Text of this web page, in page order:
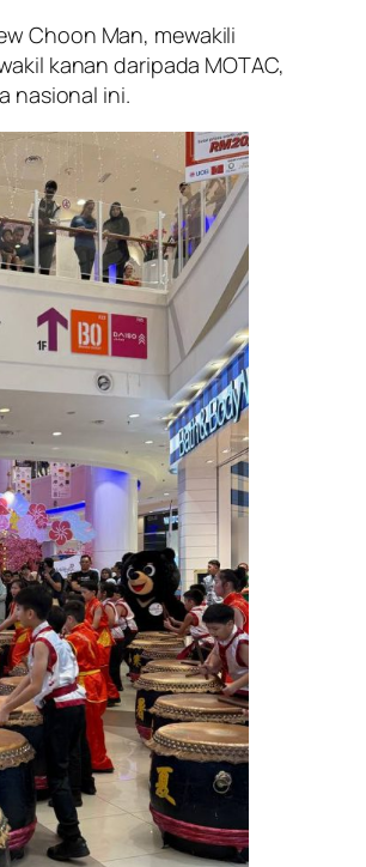
Choon Man, mewakili
kanan daripada MOTAC,
nasional ini.